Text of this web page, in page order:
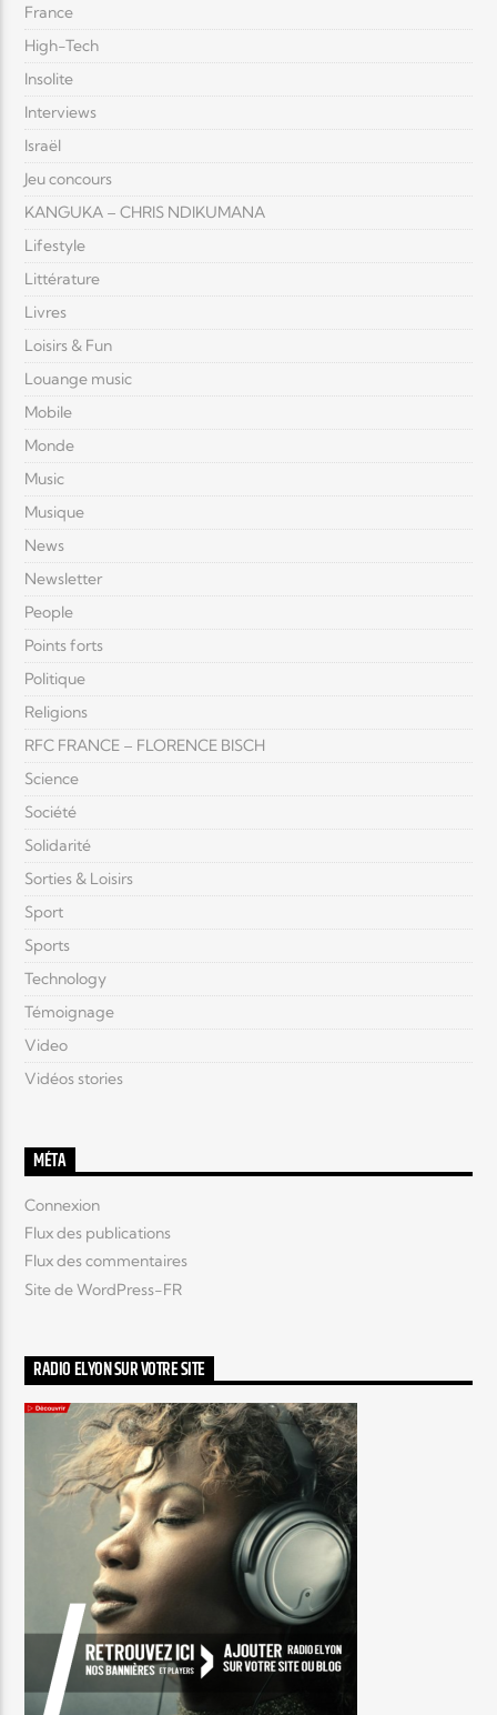
France
High-Tech
Insolite
Interviews
Israël
Jeu concours
KANGUKA – CHRIS NDIKUMANA
Lifestyle
Littérature
Livres
Loisirs & Fun
Louange music
Mobile
Monde
Music
Musique
News
Newsletter
People
Points forts
Politique
Religions
RFC FRANCE – FLORENCE BISCH
Science
Société
Solidarité
Sorties & Loisirs
Sport
Sports
Technology
Témoignage
Video
Vidéos stories
MÉTA
Connexion
Flux des publications
Flux des commentaires
Site de WordPress-FR
RADIO ELYON SUR VOTRE SITE